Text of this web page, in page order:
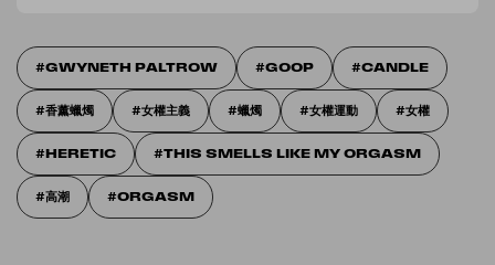
GWYNETH PALTROW GOOP CANDLE
香薰蠟燭 女權主義 蠟燭 女權運動 女權
HERETIC THIS SMELLS LIKE MY ORGASM
高潮 ORGASM